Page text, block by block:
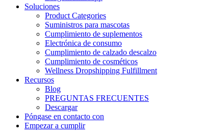
Soluciones
Product Categories
Suministros para mascotas
Cumplimiento de suplementos
Electrónica de consumo
Cumplimiento de calzado descalzo
Cumplimiento de cosméticos
Wellness Dropshipping Fulfillment
Recursos
Blog
PREGUNTAS FRECUENTES
Descargar
Póngase en contacto con
Empezar a cumplir